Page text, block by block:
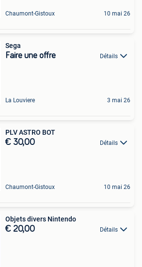
Chaumont-Gistoux 10 mai 26
Sega
Faire une offre Détails
La Louviere 3 mai 26
PLV ASTRO BOT
€ 30,00 Détails
Chaumont-Gistoux 10 mai 26
Objets divers Nintendo
€ 20,00 Détails